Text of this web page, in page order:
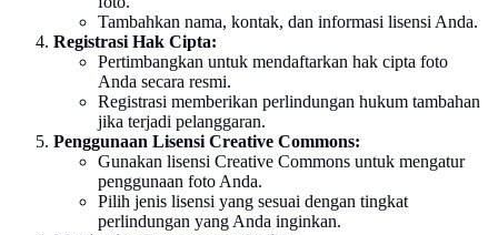
Tambahkan nama, kontak, dan informasi lisensi Anda.
Registrasi Hak Cipta:
Pertimbangkan untuk mendaftarkan hak cipta foto
Anda secara resmi.
Registrasi memberikan perlindungan hukum tambahan
jika terjadi pelanggaran.
Penggunaan Lisensi Creative Commons:
Gunakan lisensi Creative Commons untuk mengatur
penggunaan foto Anda.
Pilih jenis lisensi yang sesuai dengan tingkat
perlindungan yang Anda inginkan.